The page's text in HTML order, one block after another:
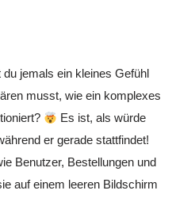
jemals ein kleines Gefühl
musst, wie ein komplexes
Es ist, als würde
er gerade stattfindet!
Benutzer, Bestellungen und
auf einem leeren Bildschirm